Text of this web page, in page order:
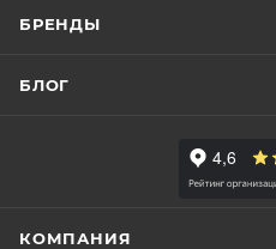
БРЕНДЫ
БЛОГ
КОМПАНИЯ